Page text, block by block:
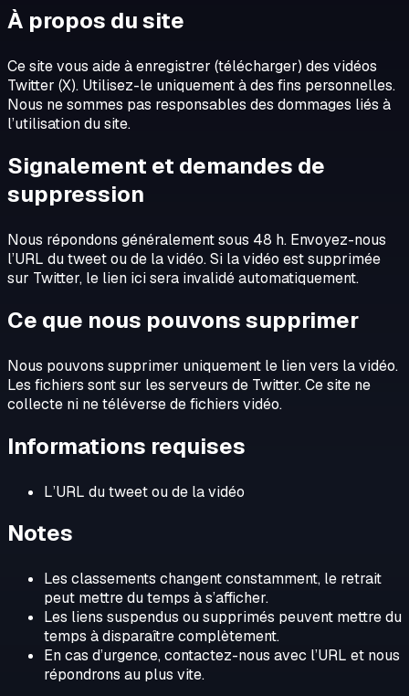
À propos du site
Ce site vous aide à enregistrer (télécharger) des vidéos
Twitter (X). Utilisez-le uniquement à des fins personnelles.
Nous ne sommes pas responsables des dommages liés à
l’utilisation du site.
Signalement et demandes de
suppression
Nous répondons généralement sous 48 h. Envoyez-nous
l’URL du tweet ou de la vidéo. Si la vidéo est supprimée
sur Twitter, le lien ici sera invalidé automatiquement.
Ce que nous pouvons supprimer
Nous pouvons supprimer uniquement le lien vers la vidéo.
Les fichiers sont sur les serveurs de Twitter. Ce site ne
collecte ni ne téléverse de fichiers vidéo.
Informations requises
L’URL du tweet ou de la vidéo
Notes
Les classements changent constamment, le retrait
peut mettre du temps à s’afficher.
Les liens suspendus ou supprimés peuvent mettre du
temps à disparaître complètement.
En cas d’urgence, contactez-nous avec l’URL et nous
répondrons au plus vite.